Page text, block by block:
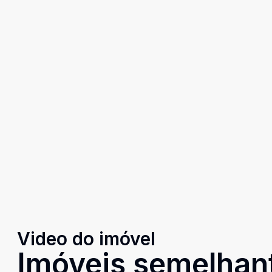
Video do imóvel
Imóveis